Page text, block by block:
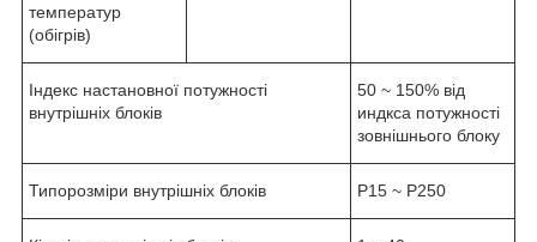
температур
(обігрів)
Індекс настановної потужності
внутрішніх блоків
50 ~ 150% від
индкса потужності
зовнішнього блоку
Типорозміри внутрішніх блоків P15 ~ P250